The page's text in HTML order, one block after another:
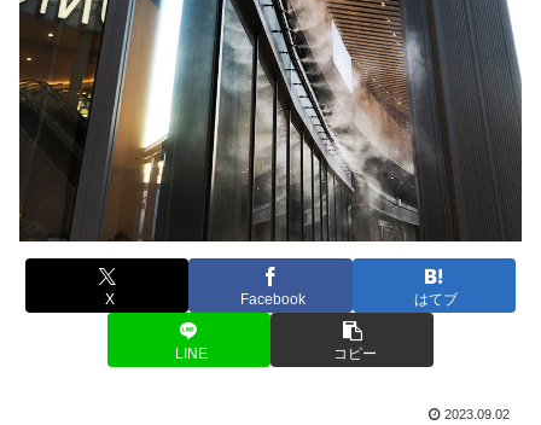
X Facebook はてブ
LINE コピー
2023.09.02